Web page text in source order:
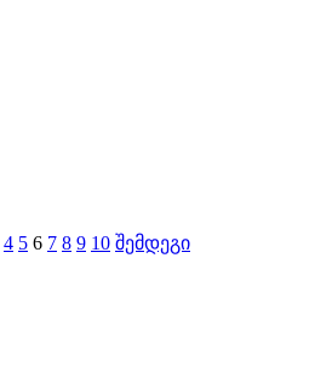
4 5 6 7 8 9 10 შემდეგი